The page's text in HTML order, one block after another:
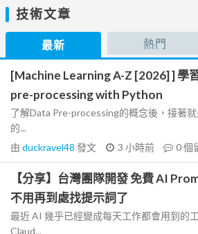
技術文章
最新 熱門
[Machine Learning A-Z [2026] ] 學
pre-processing with Python
了解Data Pre-processing的概念後，接著
的...
由 duckravel48 發文 3 小時前 0個
【分享】台灣團隊開發 免費 AI
不用再到處找提示詞了
最近 AI 幾乎已經變成每天工作都會用到的
Claud...